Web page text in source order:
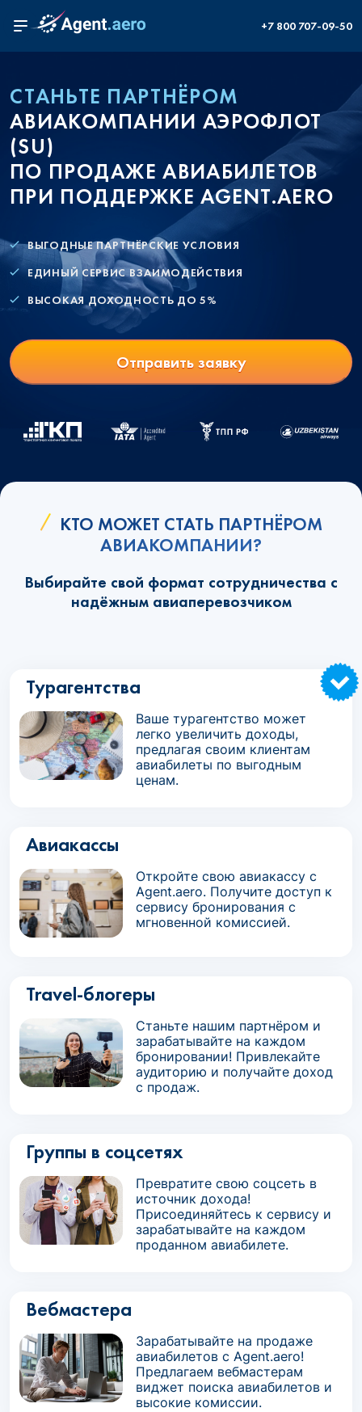
+7 800 707-09-50
СТАНЬТЕ ПАРТНЁРОМ
АВИАКОМПАНИИ АЭРОФЛОТ
(SU)
ПО ПРОДАЖЕ АВИАБИЛЕТОВ
ПРИ ПОДДЕРЖКЕ AGENT.AERO
ВЫГОДНЫЕ ПАРТНЁРСКИЕ УСЛОВИЯ
ЕДИНЫЙ СЕРВИС ВЗАИМОДЕЙСТВИЯ
ВЫСОКАЯ ДОХОДНОСТЬ ДО 5%
Отправить заявку
КТО МОЖЕТ СТАТЬ ПАРТНЁРОМ
АВИАКОМПАНИИ?
Выбирайте свой формат сотрудничества с
надёжным авиаперевозчиком
Турагентства
Ваше турагентство может
легко увеличить доходы,
предлагая своим клиентам
авиабилеты по выгодным
ценам.
Авиакассы
Откройте свою авиакассу с
Agent.aero. Получите доступ к
сервису бронирования с
мгновенной комиссией.
Travel-блогеры
Станьте нашим партнёром и
зарабатывайте на каждом
бронировании! Привлекайте
аудиторию и получайте доход
с продаж.
Группы в соцсетях
Превратите свою соцсеть в
источник дохода!
Присоединяйтесь к сервису и
зарабатывайте на каждом
проданном авиабилете.
Вебмастера
Зарабатывайте на продаже
авиабилетов с Agent.aero!
Предлагаем вебмастерам
виджет поиска авиабилетов и
высокие комиссии.